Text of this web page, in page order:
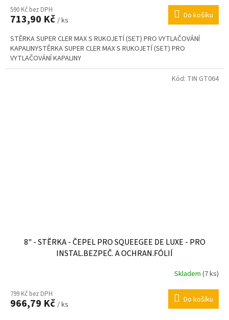
590 Kč bez DPH
713,90 Kč / ks Do košíku
STĚRKA SUPER CLER MAX S RUKOJETÍ (SET) PRO VYTLAČOVÁNÍ
KAPALINYSTĚRKA SUPER CLER MAX S RUKOJETÍ (SET) PRO
VYTLAČOVÁNÍ KAPALINY
8" - STĚRKA - ČEPEL PRO SQUEEGEE DE LUXE - PRO
INSTAL.BEZPEČ. A OCHRAN.FÓLIÍ
Skladem (7 ks)
799 Kč bez DPH
966,79 Kč / ks Do košíku
Kód: TIN GT064